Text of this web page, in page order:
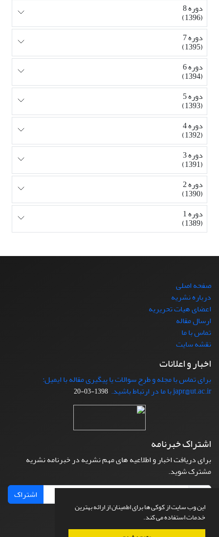
این وب سایت از کوکی ها برای اطمینان از ارائه بهترین
خدمات استفاده می کند.
دوره 8
(1396)
دوره 7
(1395)
دوره 6
(1394)
دوره 5
(1393)
دوره 4
(1392)
دوره 3
(1391)
دوره 2
(1390)
دوره 1
(1389)
صفحه اصلی
درباره نشریه
اعضای هیات تحریریه
ارسال مقاله
تماس با ما
نقشه سایت
اخبار و اعلانات
برای تماس با مجله و طرح سوالات یا پیگیری مقاله با ایمیل:
japr@ut.ac.ir با ما در ارتباط باشید.
1398-03-20
اشتراک خبرنامه
برای دریافت اخبار و اطلاعیه های مهم نشریه در خبرنامه نشریه
مشترک شوید.
اشتراک